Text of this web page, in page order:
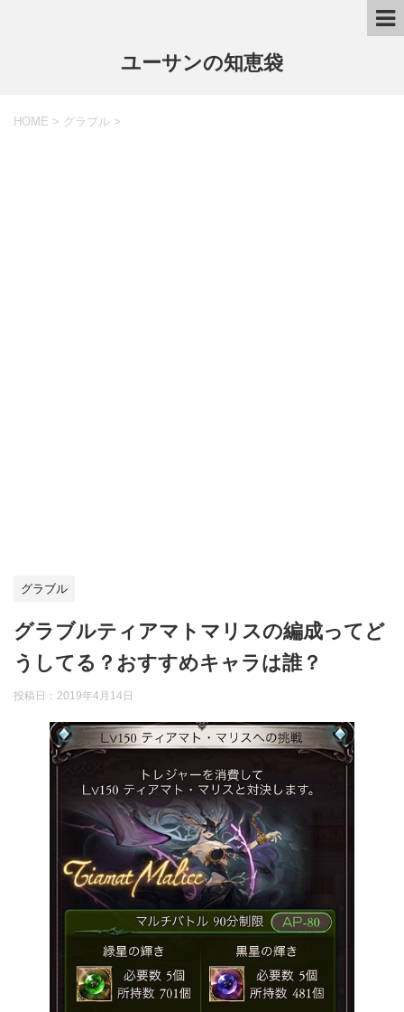
ユーサンの知恵袋
HOME > グラブル >
グラブル
グラブルティアマトマリスの編成ってど
うしてる？おすすめキャラは誰？
投稿日： 2019年4月14日